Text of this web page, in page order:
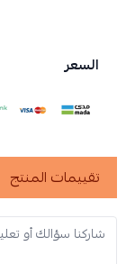
السعر
تقييمات المنتج